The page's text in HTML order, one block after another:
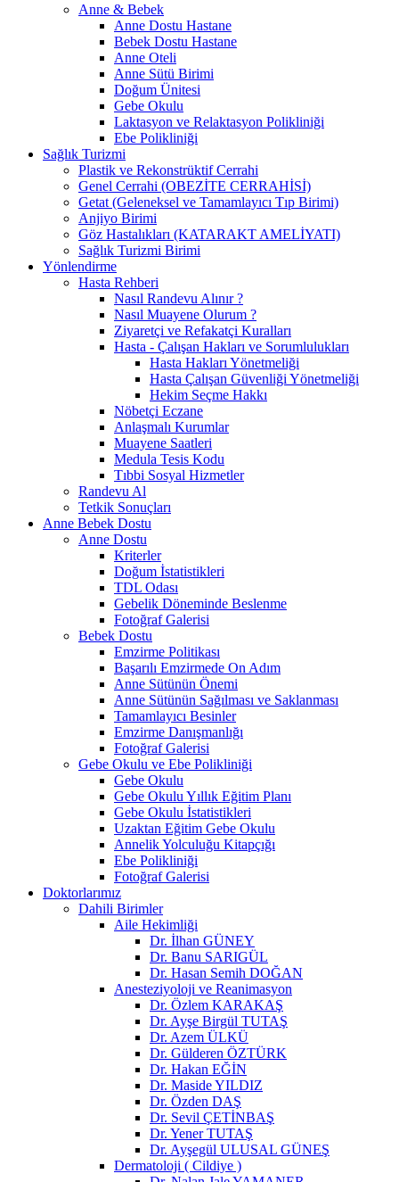
Anne & Bebek
Anne Dostu Hastane
Bebek Dostu Hastane
Anne Oteli
Anne Sütü Birimi
Doğum Ünitesi
Gebe Okulu
Laktasyon ve Relaktasyon Polikliniği
Ebe Polikliniği
Sağlık Turizmi
Plastik ve Rekonstrüktif Cerrahi
Genel Cerrahi (OBEZİTE CERRAHİSİ)
Getat (Geleneksel ve Tamamlayıcı Tıp Birimi)
Anjiyo Birimi
Göz Hastalıkları (KATARAKT AMELİYATI)
Sağlık Turizmi Birimi
Yönlendirme
Hasta Rehberi
Nasıl Randevu Alınır ?
Nasıl Muayene Olurum ?
Ziyaretçi ve Refakatçi Kuralları
Hasta - Çalışan Hakları ve Sorumlulukları
Hasta Hakları Yönetmeliği
Hasta Çalışan Güvenliği Yönetmeliği
Hekim Seçme Hakkı
Nöbetçi Eczane
Anlaşmalı Kurumlar
Muayene Saatleri
Medula Tesis Kodu
Tıbbi Sosyal Hizmetler
Randevu Al
Tetkik Sonuçları
Anne Bebek Dostu
Anne Dostu
Kriterler
Doğum İstatistikleri
TDL Odası
Gebelik Döneminde Beslenme
Fotoğraf Galerisi
Bebek Dostu
Emzirme Politikası
Başarılı Emzirmede On Adım
Anne Sütünün Önemi
Anne Sütünün Sağılması ve Saklanması
Tamamlayıcı Besinler
Emzirme Danışmanlığı
Fotoğraf Galerisi
Gebe Okulu ve Ebe Polikliniği
Gebe Okulu
Gebe Okulu Yıllık Eğitim Planı
Gebe Okulu İstatistikleri
Uzaktan Eğitim Gebe Okulu
Annelik Yolculuğu Kitapçığı
Ebe Polikliniği
Fotoğraf Galerisi
Doktorlarımız
Dahili Birimler
Aile Hekimliği
Dr. İlhan GÜNEY
Dr. Banu SARIGÜL
Dr. Hasan Semih DOĞAN
Anesteziyoloji ve Reanimasyon
Dr. Özlem KARAKAŞ
Dr. Ayşe Birgül TUTAŞ
Dr. Azem ÜLKÜ
Dr. Gülderen ÖZTÜRK
Dr. Hakan EĞİN
Dr. Maside YILDIZ
Dr. Özden DAŞ
Dr. Sevil ÇETİNBAŞ
Dr. Yener TUTAŞ
Dr. Ayşegül ULUSAL GÜNEŞ
Dermatoloji ( Cildiye )